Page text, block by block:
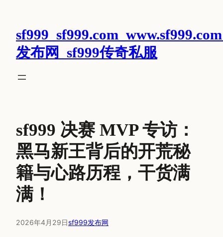
发布网_sf999传奇私服
sf999 决赛 MVP 专访：
黑马新王背后的开荒秘
籍与心路历程，干货满
满！
2026年4月29日sf999发布网